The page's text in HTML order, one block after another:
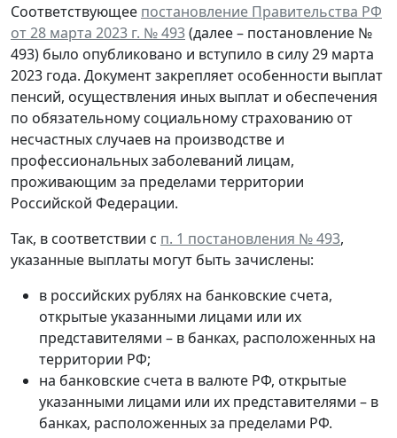
Соответствующее постановление Правительства РФ
от 28 марта 2023 г. № 493(далее – постановление №
493) было опубликовано и вступило в силу 29 марта
2023 года. Документ закрепляет особенности выплат
пенсий, осуществления иных выплат и обеспечения
по обязательному социальному страхованию от
несчастных случаев на производстве и
профессиональных заболеваний лицам,
проживающим за пределами территории
Российской Федерации.
Так, в соответствии с п. 1 постановления № 493,
указанные выплаты могут быть зачислены:
в российских рублях на банковские счета,
открытые указанными лицами или их
представителями – в банках, расположенных на
территории РФ;
на банковские счета в валюте РФ, открытые
указанными лицами или их представителями – в
банках, расположенных за пределами РФ.